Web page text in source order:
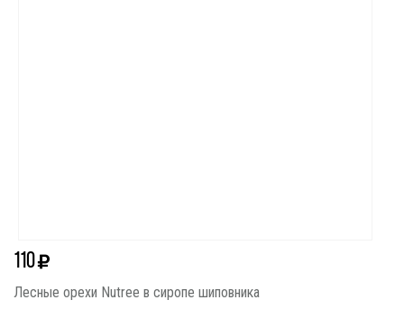
110
Лесные орехи Nutree в сиропе шиповника